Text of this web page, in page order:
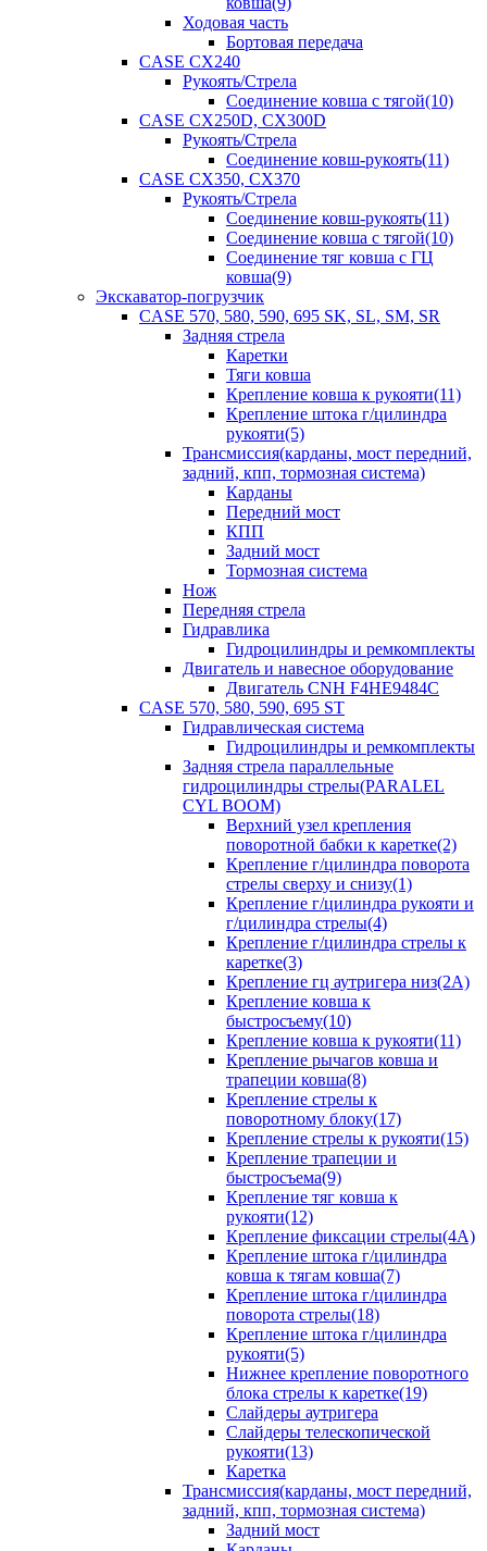
Ходовая часть
Бортовая передача
CASE CX240
Рукоять/Стрела
Соединение ковша с тягой(10)
CASE CX250D, CX300D
Рукоять/Стрела
Соединение ковш-рукоять(11)
CASE CX350, CX370
Рукоять/Стрела
Соединение ковш-рукоять(11)
Соединение ковша с тягой(10)
Соединение тяг ковша с ГЦ
ковша(9)
Экскаватор-погрузчик
CASE 570, 580, 590, 695 SK, SL, SM, SR
Задняя стрела
Каретки
Тяги ковша
Крепление ковша к рукояти(11)
Крепление штока г/цилиндра
рукояти(5)
Трансмиссия(карданы, мост передний,
задний, кпп, тормозная система)
Карданы
Передний мост
КПП
Задний мост
Тормозная система
Нож
Передняя стрела
Гидравлика
Гидроцилиндры и ремкомплекты
Двигатель и навесное оборудование
Двигатель CNH F4HE9484C
CASE 570, 580, 590, 695 ST
Гидравлическая система
Гидроцилиндры и ремкомплекты
Задняя стрела параллельные
гидроцилиндры стрелы(PARALEL
CYL BOOM)
Верхний узел крепления
поворотной бабки к каретке(2)
Крепление г/цилиндра поворота
стрелы сверху и снизу(1)
Крепление г/цилиндра рукояти и
г/цилиндра стрелы(4)
Крепление г/цилиндра стрелы к
каретке(3)
Крепление гц аутригера низ(2А)
Крепление ковша к
быстросъему(10)
Крепление ковша к рукояти(11)
Крепление рычагов ковша и
трапеции ковша(8)
Крепление стрелы к
поворотному блоку(17)
Крепление стрелы к рукояти(15)
Крепление трапеции и
быстросъема(9)
Крепление тяг ковша к
рукояти(12)
Крепление фиксации стрелы(4A)
Крепление штока г/цилиндра
ковша к тягам ковша(7)
Крепление штока г/цилиндра
поворота стрелы(18)
Крепление штока г/цилиндра
рукояти(5)
Нижнее крепление поворотного
блока стрелы к каретке(19)
Слайдеры аутригера
Слайдеры телескопической
рукояти(13)
Каретка
Трансмиссия(карданы, мост передний,
задний, кпп, тормозная система)
Задний мост